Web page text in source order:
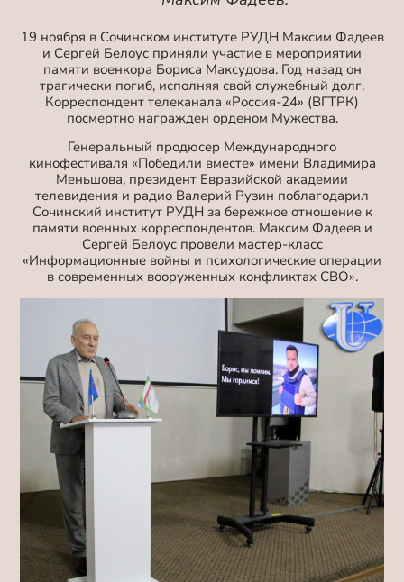
19 ноября в Сочинском институте РУДН Максим Фадеев
и Сергей Белоус приняли участие в мероприятии
памяти военкора Бориса Максудова. Год назад он
трагически погиб, исполняя свой служебный долг.
Корреспондент телеканала «Россия-24» (ВГТРК)
посмертно награжден орденом Мужества.
Генеральный продюсер Международного
кинофестиваля «Победили вместе» имени Владимира
Меньшова, президент Евразийской академии
телевидения и радио Валерий Рузин поблагодарил
Сочинский институт РУДН за бережное отношение к
памяти военных корреспондентов. Максим Фадеев и
Сергей Белоус провели мастер-класс
«Информационные войны и психологические операции
в современных вооруженных конфликтах СВО».